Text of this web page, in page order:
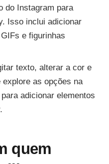
do Instagram para
Isso inclui adicionar
e figurinhas
texto, alterar a cor e
as opções na
adicionar elementos
quem